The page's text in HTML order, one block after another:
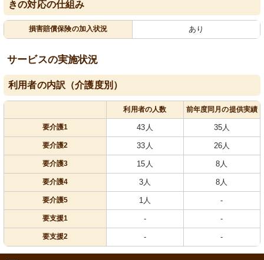
きの対応の仕組み
損害賠償保険の加入状況 あり
サービスの実施状況
利用者の内訳（介護度別）
利用者の人数 前年度同月の提供実績
要介護1 43人 35人
要介護2 33人 26人
要介護3 15人 8人
要介護4 3人 8人
要介護5 1人 -
要支援1 - -
要支援2 - -